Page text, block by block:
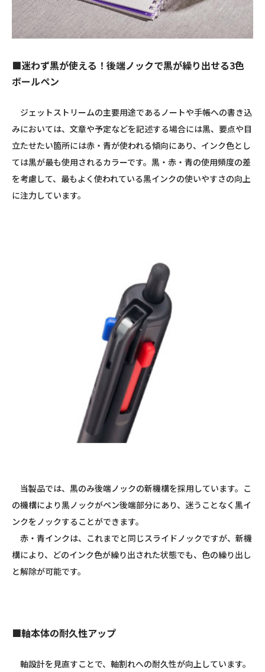
■迷わず黒が使える！後端ノックで黒が繰り出せる3色
ボールペン
ジェットストリームの主要用途であるノートや手帳への書き込
みにおいては、文章や予定などを記述する場合には黒、要点や目
立たせたい箇所には赤・青が使われる傾向にあり、インク色とし
ては黒が最も使用されるカラーです。黒・赤・青の使用頻度の差
を考慮して、最もよく使われている黒インクの使いやすさの向上
に注力しています。
当製品では、黒のみ後端ノックの新機構を採用しています。こ
の機構により黒ノックがペン後端部分にあり、迷うことなく黒イ
ンクをノックすることができます。
赤・青インクは、これまでと同じスライドノックですが、新機
構により、どのインク色が繰り出された状態でも、色の繰り出し
と解除が可能です。
■軸本体の耐久性アップ
軸設計を見直すことで、軸割れへの耐久性が向上しています。